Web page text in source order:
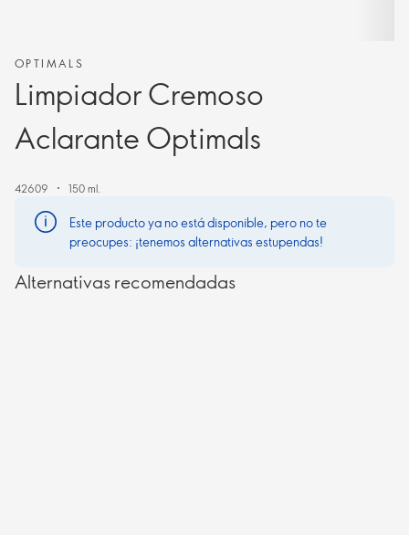
OPTIMALS
Limpiador Cremoso
Aclarante Optimals
42609 150 ml.
Este producto ya no está disponible, pero no te
preocupes: ¡tenemos alternativas estupendas!
Alternativas recomendadas